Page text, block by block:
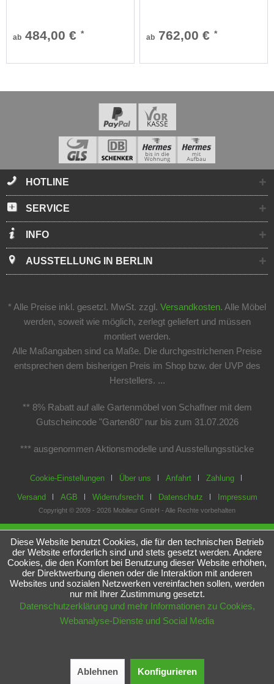
ab 484,00 € * ab 762,00 € *
HOTLINE
SERVICE
INFO
AUSSTELLUNG IN BERLIN
* Alle Preise inkl. gesetzl. MwSt. zzgl. Versandkosten. Alle Möbel
werden, soweit wie möglich, zerlegt geliefert und müssen
montiert werden.
Alle Maßangaben sind ca Maße. Die durchgestrichenen Preise
entsprechen dem bisherigen Preis im Shop bzw. der UVP des
Herstellers. ...
** 8% Rabatt auf alle Gartenmöbel von Schaffner mit dem
Gutscheincode "Garten80" nur bis zum 31.07.2026
*** ausgenommen Aktionsmodelle und Ausstellungsstücke
Cookie-Einstellungen Über uns Anfahrt Zahlung
Versand AGB Widerrufsrecht Datenschutz Impressum
Copyright © 2009 - 2026 Mobileur GmbH - Alle Rechte vorbehalten
Diese Website benutzt Cookies, die für den technischen Betrieb
der Website erforderlich sind und stets gesetzt werden. Andere
Cookies, die den Komfort bei Benutzung dieser Website erhöhen,
der Direktwerbung dienen oder die Interaktion mit anderen
Websites und sozialen Netzwerken vereinfachen sollen, werden
nur mit Ihrer Zustimmung gesetzt.
Datenschutzerklärung und mehr Informationen zu Cookies,
Webanalyse-Dienste und Social Media
Ablehnen Konfigurieren